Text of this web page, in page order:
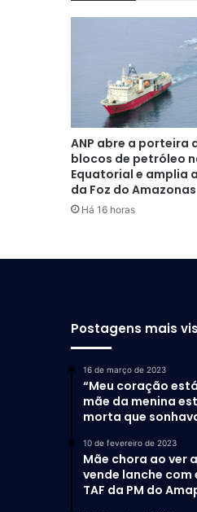
ANP abre a porteira
blocos de petróleo
Equatorial e amplia
da Foz do Amazonas
Há 16 horas
Postagens mais
16 de março de 2023
“Meu coração
mãe da menina
morta que
10 de fevereiro de 2023
Mãe chora ao ver
vende lanche com
TAF da PM do